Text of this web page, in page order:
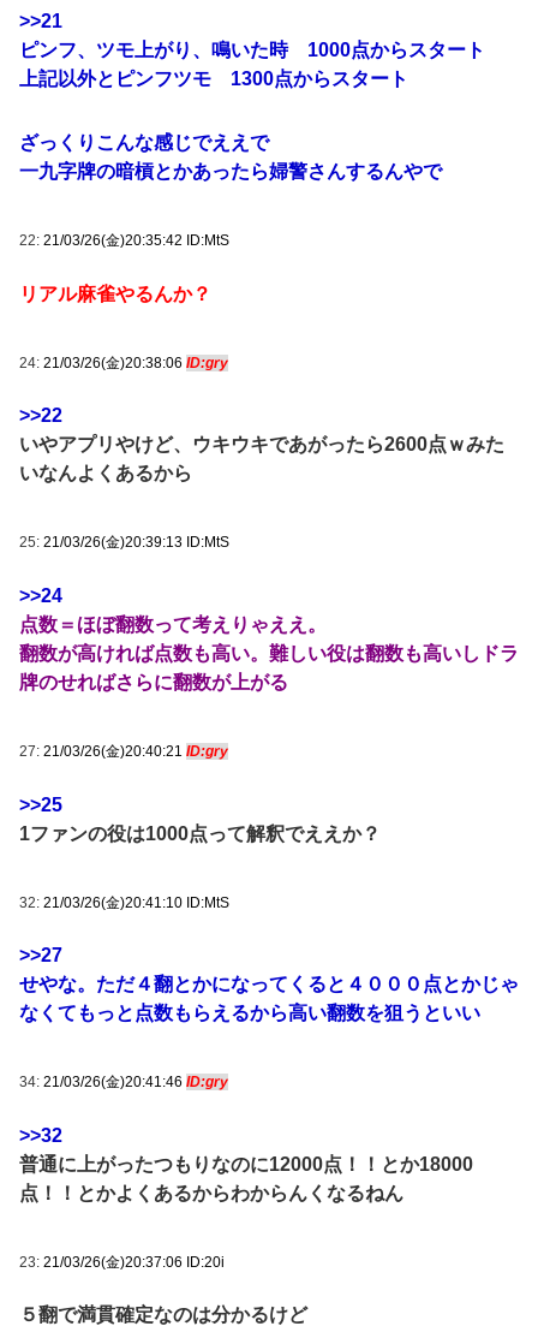
>>21
ピンフ、ツモ上がり、鳴いた時 1000点からスタート
上記以外とピンフツモ 1300点からスタート
ざっくりこんな感じでええで
一九字牌の暗槓とかあったら婦警さんするんやで
22: 21/03/26(金)20:35:42 ID:MtS
リアル麻雀やるんか？
24: 21/03/26(金)20:38:06 ID:gry
>>22
いやアプリやけど、ウキウキであがったら2600点ｗみた
いなんよくあるから
25: 21/03/26(金)20:39:13 ID:MtS
>>24
点数＝ほぼ翻数って考えりゃええ。
翻数が高ければ点数も高い。難しい役は翻数も高いしドラ
牌のせればさらに翻数が上がる
27: 21/03/26(金)20:40:21 ID:gry
>>25
1ファンの役は1000点って解釈でええか？
32: 21/03/26(金)20:41:10 ID:MtS
>>27
せやな。ただ４翻とかになってくると４０００点とかじゃ
なくてもっと点数もらえるから高い翻数を狙うといい
34: 21/03/26(金)20:41:46 ID:gry
>>32
普通に上がったつもりなのに12000点！！とか18000
点！！とかよくあるからわからんくなるねん
23: 21/03/26(金)20:37:06 ID:20i
５翻で満貫確定なのは分かるけど